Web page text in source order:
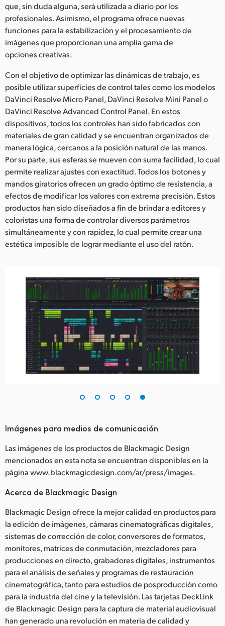
que, sin duda alguna, será utilizada a diario por los
profesionales. Asimismo, el programa ofrece nuevas
funciones para la estabilización y el procesamiento de
imágenes que proporcionan una amplia gama de
opciones creativas.
Con el objetivo de optimizar las dinámicas de trabajo, es
posible utilizar superficies de control tales como los modelos
DaVinci Resolve Micro Panel, DaVinci Resolve Mini Panel o
DaVinci Resolve Advanced Control Panel. En estos
dispositivos, todos los controles han sido fabricados con
materiales de gran calidad y se encuentran organizados de
manera lógica, cercanos a la posición natural de las manos.
Por su parte, sus esferas se mueven con suma facilidad, lo cual
permite realizar ajustes con exactitud. Todos los botones y
mandos giratorios ofrecen un grado óptimo de resistencia, a
efectos de modificar los valores con extrema precisión. Estos
productos han sido diseñados a fin de brindar a editores y
coloristas una forma de controlar diversos parámetros
simultáneamente y con rapidez, lo cual permite crear una
estética imposible de lograr mediante el uso del ratón.
Imágenes para medios de comunicación
Las imágenes de los productos de Blackmagic Design
mencionados en esta nota se encuentran disponibles en la
página www.blackmagicdesign.com/ar/press/images.
Acerca de Blackmagic Design
Blackmagic Design ofrece la mejor calidad en productos para
la edición de imágenes, cámaras cinematográficas digitales,
sistemas de corrección de color, conversores de formatos,
monitores, matrices de conmutación, mezcladores para
producciones en directo, grabadores digitales, instrumentos
para el análisis de señales y programas de restauración
cinematográfica, tanto para estudios de posproducción como
para la industria del cine y la televisión. Las tarjetas DeckLink
de Blackmagic Design para la captura de material audiovisual
han generado una revolución en materia de calidad y